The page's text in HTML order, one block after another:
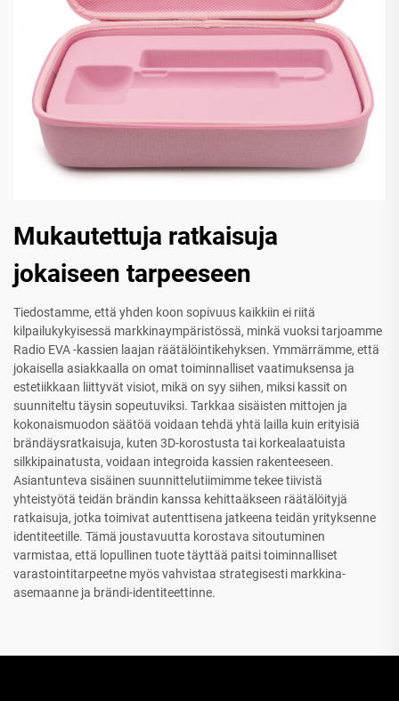
Mukautettuja ratkaisuja
jokaiseen tarpeeseen
Tiedostamme, että yhden koon sopivuus kaikkiin ei riitä
kilpailukykyisessä markkinaympäristössä, minkä vuoksi tarjoamme
Radio EVA -kassien laajan räätälöintikehyksen. Ymmärrämme, että
jokaisella asiakkaalla on omat toiminnalliset vaatimuksensa ja
estetiikkaan liittyvät visiot, mikä on syy siihen, miksi kassit on
suunniteltu täysin sopeutuviksi. Tarkkaa sisäisten mittojen ja
kokonaismuodon säätöä voidaan tehdä yhtä lailla kuin erityisiä
brändäysratkaisuja, kuten 3D-korostusta tai korkealaatuista
silkkipainatusta, voidaan integroida kassien rakenteeseen.
Asiantunteva sisäinen suunnittelutiimimme tekee tiivistä
yhteistyötä teidän brändin kanssa kehittaäkseen räätälöityjä
ratkaisuja, jotka toimivat autenttisena jatkeena teidän yrityksenne
identiteetille. Tämä joustavuutta korostava sitoutuminen
varmistaa, että lopullinen tuote täyttää paitsi toiminnalliset
varastointitarpeetne myös vahvistaa strategisesti markkina-
asemaanne ja brändi-identiteettinne.